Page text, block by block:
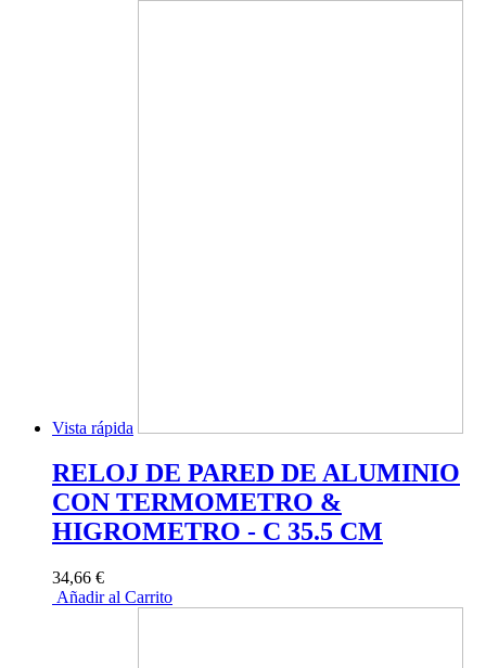
Vista rápida
RELOJ DE PARED DE ALUMINIO
CON TERMOMETRO &
HIGROMETRO - C 35.5 CM
34,66 €
Añadir al Carrito